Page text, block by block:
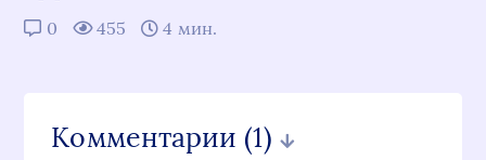
0 455 4 мин.
Комментарии (1)